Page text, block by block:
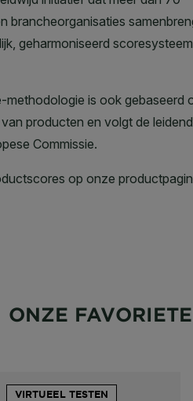
ONZE
VIRTUEEL TESTEN